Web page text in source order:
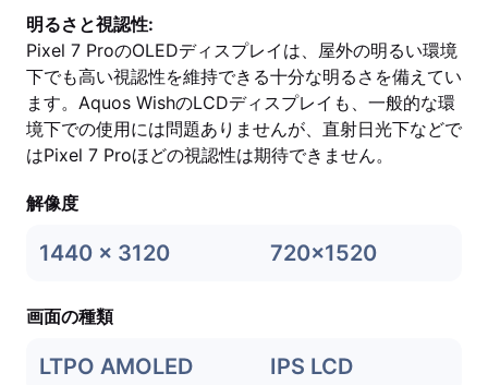
明るさと視認性:
Pixel 7 ProのOLEDディスプレイは、屋外の明るい環境
下でも高い視認性を維持できる十分な明るさを備えてい
ます。Aquos WishのLCDディスプレイも、一般的な環
境下での使用には問題ありませんが、直射日光下などで
はPixel 7 Proほどの視認性は期待できません。
解像度
1440 x 3120 720x1520
画面の種類
LTPO AMOLED IPS LCD